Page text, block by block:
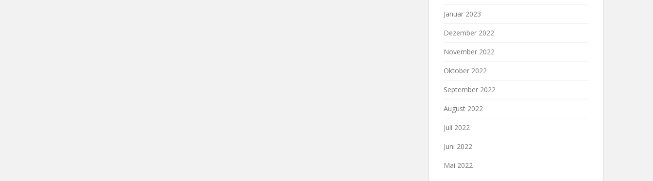
Januar 2023
Dezember 2022
November 2022
Oktober 2022
September 2022
August 2022
Juli 2022
Juni 2022
Mai 2022